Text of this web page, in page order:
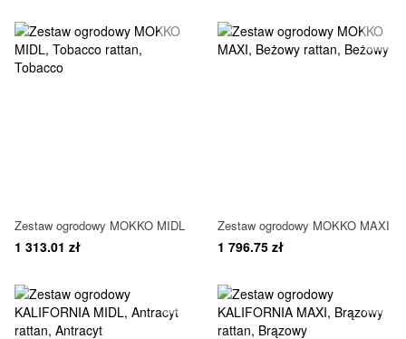
Zestaw ogrodowy MOKKO MIDL
1 313.01 zł
Zestaw ogrodowy MOKKO MAXI
1 796.75 zł